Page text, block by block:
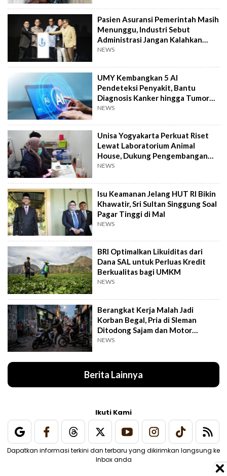
Pasien Asuransi Pemerintah Masih
Menunggu, Industri Sebut
Administrasi Jangan Kalahkan
Kemanusiaan
NEWS
UMY Kembangkan 5 AI
Pendeteksi Penyakit, Bantu
Diagnosis Kanker hingga Tumor
Otak Lebih Cepat
NEWS
Unisa Yogyakarta Perkuat Riset
Lewat Laboratorium Animal
House, Dukung Pengembangan
Kandidat Obat
NEWS
Isu Keamanan Jelang HUT RI Bikin
Khawatir, Sri Sultan Singgung Soal
Pagar Tinggi di Mal
NEWS
BRI Optimalkan Likuiditas dari
Dana SAL untuk Perluas Kredit
Berkualitas bagi UMKM
NEWS
Berangkat Kerja Malah Jadi
Korban Begal, Pria di Sleman
Ditodong Sajam dan Motor
Digasak
NEWS
Berita Lainnya
Ikuti Kami
Dapatkan informasi terkini dan terbaru yang dikirimkan langsung ke
Inbox anda